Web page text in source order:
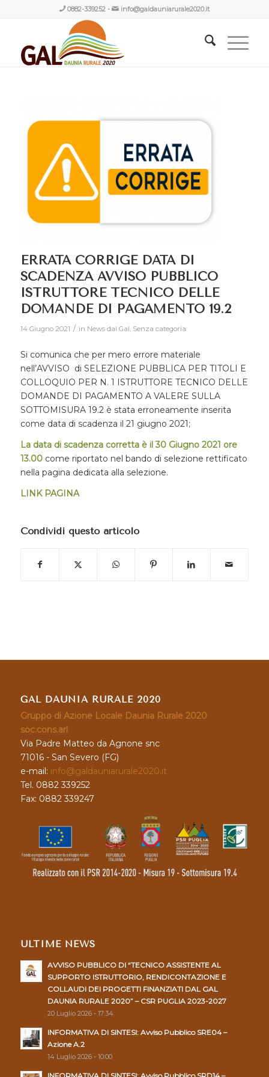
0882-339252- info@galdauniarurale2020.it
ERRATA CORRIGE DATA DI
SCADENZA AVVISO PUBBLICO
ISTRUTTORE TECNICO DELLE
DOMANDE DI PAGAMENTO 19.2
14 Giugno 2021 / in News dal Gal, Senza categoria
Si comunica che per mero errore materiale
nell’AVVISO di SELEZIONE PUBBLICA PER TITOLI E
COLLOQUIO PER N. 1 ISTRUTTORE TECNICO DELLE
DOMANDE DI PAGAMENTO A VALERE SULLA
SOTTOMISURA 19.2 è stata erroneamente inserita
come data di scadenza il 21 giugno 2021;
La data di scadenza corretta è il 30 Giugno 2021 ore
13.00come riportato nel bando di selezione rettificato
nella pagina dedicata alla selezione.
LINK PAGINA
Condividi questo articolo
GAL DAUNIA RURALE 2020
Gruppo di Azione Locale Daunia Rurale 2020
soc.cons.arl
Via Padre Matteo da Agnone snc
71016 - San Severo (FG)
e-mail: info@galdauniarurale2020.it
Tel. 0882 339252
Fax: 0882 339247
ULTIME NEWS
AVVISO PUBBLICO DI “TECNICO ASSISTENTE AL
SUPPORTO ISTRUTTORIO, RENDICONTAZIONE E
COLLAUDI DEI PROGETTI FINANZIATI DAL GAL
DAUNIA RURALE 2020” – CSR PUGLIA 2023-2027
20 Luglio 2026 - 17:34
INFORMATIVA DI SINTESI: Avviso Pubblico SRE04 –
Azione A.2
14 Luglio 2026 - 10:00